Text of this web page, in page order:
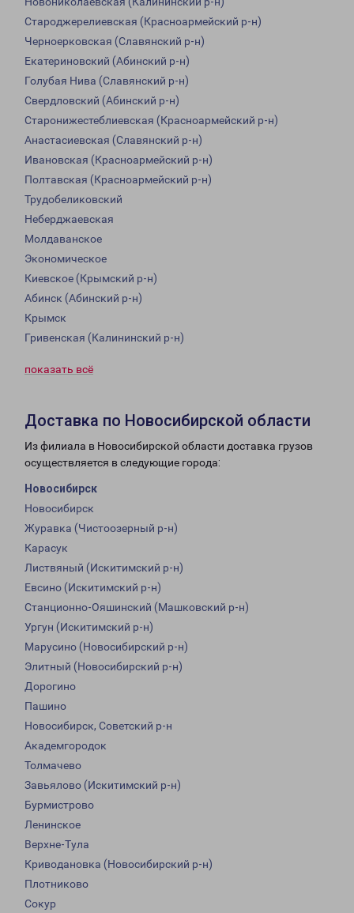
Староджерелиевская (Красноармейский р-н)
Черноерковская (Славянский р-н)
Екатериновский (Абинский р-н)
Голубая Нива (Славянский р-н)
Свердловский (Абинский р-н)
Старонижестеблиевская (Красноармейский р-н)
Анастасиевская (Славянский р-н)
Ивановская (Красноармейский р-н)
Полтавская (Красноармейский р-н)
Трудобеликовский
Неберджаевская
Молдаванское
Экономическое
Киевское (Крымский р-н)
Абинск (Абинский р-н)
Крымск
Гривенская (Калининский р-н)
показать всё
Доставка по Новосибирской области
Из филиала в Новосибирской области доставка грузов
осуществляется в следующие города:
Новосибирск
Новосибирск
Журавка (Чистоозерный р-н)
Карасук
Листвяный (Искитимский р-н)
Евсино (Искитимский р-н)
Станционно-Ояшинский (Машковский р-н)
Ургун (Искитимский р-н)
Марусино (Новосибирский р-н)
Элитный (Новосибирский р-н)
Дорогино
Пашино
Новосибирск, Советский р-н
Академгородок
Толмачево
Завьялово (Искитимский р-н)
Бурмистрово
Ленинское
Верхне-Тула
Криводановка (Новосибирский р-н)
Плотниково
Сокур